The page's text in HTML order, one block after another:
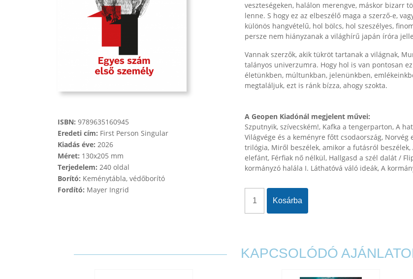
ISBN: 9789635160945
Eredeti cím: First Person Singular
Kiadás éve: 2026
Méret: 130x205 mm
Terjedelem: 240 oldal
Borító: Keménytábla, védőborító
Fordító: Mayer Ingrid
veszteségeken, halálon merengve, máskor bizarr
lenne. S hogy ez az elbeszélő maga a szerző-e,
különös hangvételű, hol bölcs, hol szeszélyes,
persze nem hiányzanak a világhírű japán íróra
Vannak szerzők, akik tükröt tartanak a világnak,
talányos univerzumra. Hogy hol is van pontosan
életünkben, múltunkban, jelenünkben,
megtaláljuk, ezt is ránk bízza, ahogy szokta.
A Geopen Kiadónál megjelent művei:
Szputnyik, szívecském!, Kafka a tengerparton, A
Világvége és a keményre főtt csodaország,
trilógia, Miről beszélek, amikor a futásról
elefánt, Férfiak nő nélkül, Hallgasd a szél dalát /
kormányzó halála I. Láthatóvá váló ideák, A
Kosárba
KAPCSOLÓDÓ